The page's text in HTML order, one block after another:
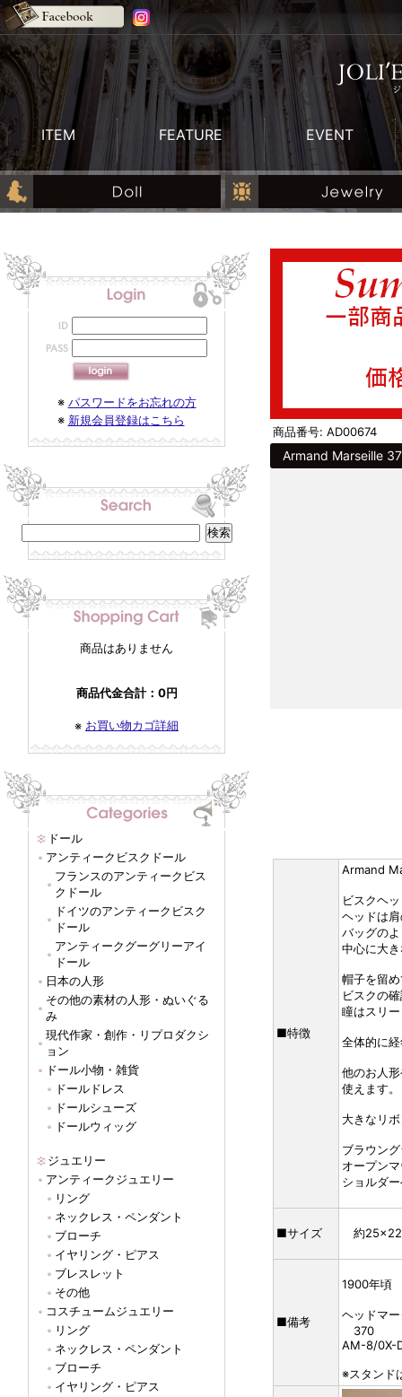
ITEM FEATURE EVENT
※ パスワードをお忘れの方
※ 新規会員登録はこちら
商品はありません
商品代金合計：0円
※ お買い物カゴ詳細
ドール
アンティークビスクドール
フランスのアンティークビス
クドール
ドイツのアンティークビスク
ドール
アンティークグーグリーアイ
ドール
日本の人形
その他の素材の人形・ぬいぐる
み
現代作家・創作・リプロダクシ
ョン
ドール小物・雑貨
ドールドレス
ドールシューズ
ドールウィッグ
ジュエリー
アンティークジュエリー
リング
ネックレス・ペンダント
ブローチ
イヤリング・ピアス
ブレスレット
その他
コスチュームジュエリー
リング
ネックレス・ペンダント
ブローチ
イヤリング・ピアス
商品番号: AD00674
Armand Marseille
■特徴
Armand
ビスクヘ
ヘッドは
バッグの
中心に大
帽子を留
ビスクの
瞳はスリ
全体的に
他のお人
使えます。
大きなリ
ブラウン
オープン
ショルダ
■サイズ 約
■備考
1900年頃
ヘッドマ
370
AM-8/0X-
※スタンド